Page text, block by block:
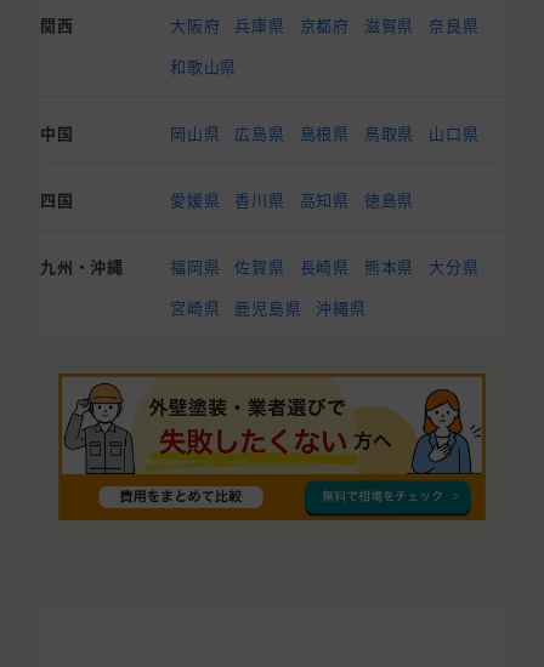
関西 大阪府 兵庫県 京都府 滋賀県
奈良県
和歌山県
中国 岡山県 広島県 島根県 鳥取県 山口県
四国 愛媛県 香川県 高知県 徳島県
九州・沖縄 福岡県 佐賀県 長崎県 熊本県
大分県
宮崎県
鹿児島県 沖縄県